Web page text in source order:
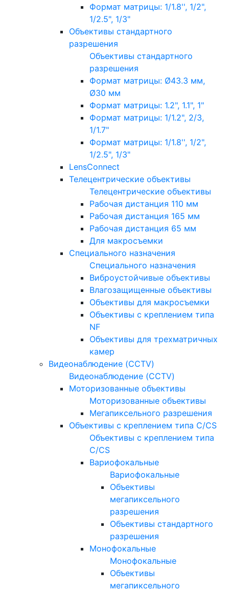
Формат матрицы: 1/1.8'', 1/2",
1/2.5", 1/3"
Объективы стандартного
разрешения
Объективы стандартного
разрешения
Формат матрицы: Ø43.3 мм,
Ø30 мм
Формат матрицы: 1.2", 1.1", 1"
Формат матрицы: 1/1.2", 2/3,
1/1.7"
Формат матрицы: 1/1.8'', 1/2",
1/2.5", 1/3"
LensConnect
Телецентрические объективы
Телецентрические объективы
Рабочая дистанция 110 мм
Рабочая дистанция 165 мм
Рабочая дистанция 65 мм
Для макросъемки
Специального назначения
Специального назначения
Виброустойчивые объективы
Влагозащищенные объективы
Объективы для макросъемки
Объективы с креплением типа
NF
Объективы для трехматричных
камер
Видеонаблюдение (CCTV)
Видеонаблюдение (CCTV)
Моторизованные объективы
Моторизованные объективы
Мегапиксельного разрешения
Объективы с креплением типа C/CS
Объективы с креплением типа
C/CS
Вариофокальные
Вариофокальные
Объективы
мегапиксельного
разрешения
Объективы стандартного
разрешения
Монофокальные
Монофокальные
Объективы
мегапиксельного